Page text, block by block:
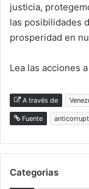
justicia,
las posibilidades
prosperidad en
Lea las acciones
A través de
Fuente
Categorias